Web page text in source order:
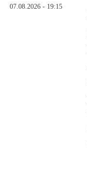
07.08.2026 - 19:15